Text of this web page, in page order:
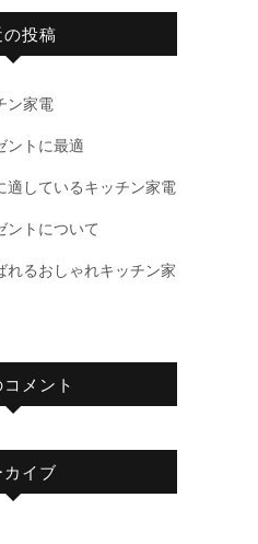
投稿
ン家電
ントに最適
適しているキッチン家電
ントについて
れるおしゃれキッチン家
メント
カイブ